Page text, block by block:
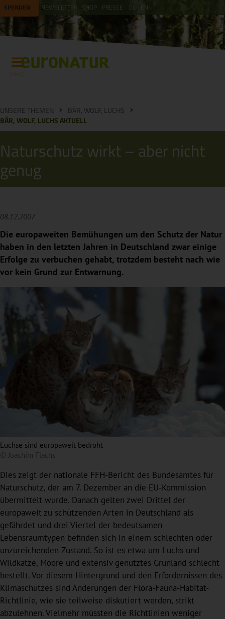
SPENDEN NEWSLETTER SHOP PRESSE EN
UNSERE THEMEN
BÄR, WOLF, LUCHS
BÄR, WOLF, LUCHS AKTUELL
Naturschutz wirkt – aber nicht
genug
08.12.2007
Die europaweiten Bemühungen um den Schutz der Natur
haben in den letzten Jahren in Deutschland zwar einige
Erfolge zu verbuchen gehabt, trotzdem besteht nach wie
vor kein Grund zur Entwarnung.
Luchse sind europaweit bedroht
© Joachim Flachs
Dies zeigt der nationale FFH-Bericht des Bundesamtes für
Naturschutz, der am 7. Dezember an die EU-Kommission
übermittelt wurde. Danach gelten zwei Drittel der
europaweit zu schützenden Arten in Deutschland als
gefährdet und drei Viertel der bedeutsamen
Lebensraumtypen befinden sich in einem schlechten oder
unzureichenden Zustand. So ist es etwa um Luchs und
Wildkatze, Moore und extensiv genutztes Grünland schlecht
bestellt. Vor diesem Hintergrund und den Erfordernissen des
Klimaschutzes sind Änderungen der Flora-Fauna-Habitat-
Richtlinie, wie sie teilweise diskutiert werden, strikt
abzulehnen. Vielmehr müssten die Richtlinien weniger